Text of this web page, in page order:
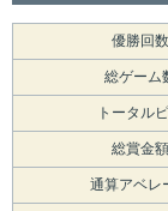
優勝回数
総ゲーム
トータル
総賞金額
通算アベレ